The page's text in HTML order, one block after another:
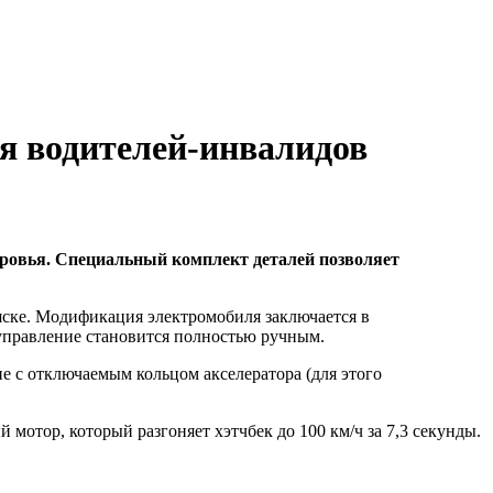
водителей-инвалидов
Специальный комплект деталей позволяет
Модификация электромобиля заключается в
становится полностью ручным.
отключаемым кольцом акселератора (для этого
который разгоняет хэтчбек до 100 км/ч за 7,3 секунды.